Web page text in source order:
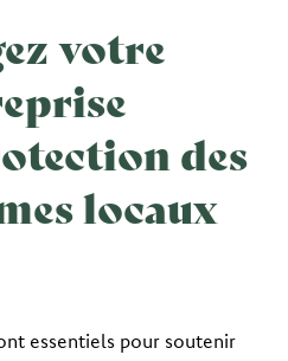
votre
des
locaux
essentiels pour soutenir